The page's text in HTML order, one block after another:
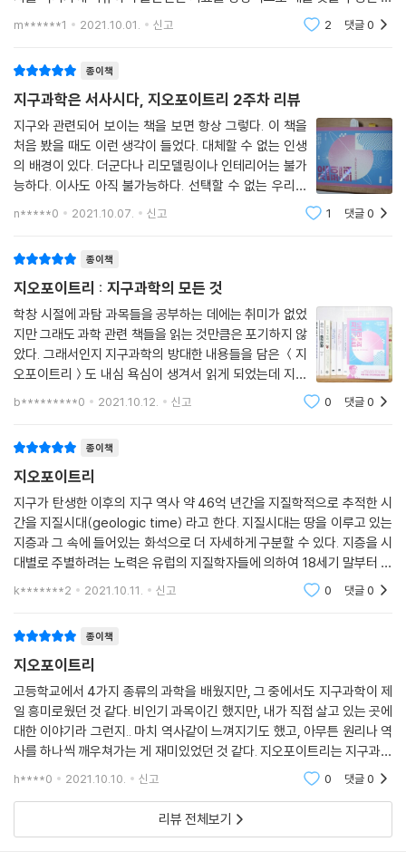
두 가지 조건을 동시에 충족시키지 못해 폐기되었다. 최근에는 여러 물질
건 중 한 가지를 충족하게 되고, 다른 기능을 가진 분자를 이용해 RNA 월
드를 만들었다는 가설이 등장한 상태이다. 비록 가설의 타당성을 위해서는
더 조사해야겠지만 모든 조건을 만족한 가장 큰 가능성을 지닌 설명임은
분명하다.
한편 기후변화가 급격한 오늘날, 인류의 미래는 어디로 향하고 있는 것일
까? 11시 58분 58초에 태어난 인류가 단기간에 지구에 미친 영향은 지대
하지만, 넓게 봤을 때는 찰나의 변화에 불과하다. 인류가 수천만 년을 살지
않는 이상 인류의 영향은 무시될 것이며, 짧게는 4억 년 후 태양의 변화로
태계는 없어질 운명이다. 결국 인류의 지속적인 생존을 위해서는 지구가
아닌 다른 행성을 찾아야 한다. 이를 위해 외계생명체 탐색과 행성의 생존
적합성 조사가 선행되어야 하며, 바로 이것이 과학의 한 분야로서 지구과
학이 시간이 갈수록 각광받는 이유이기도 하다.
지표를 구성하는 흔한 돌멩이 하나에서
방대한 시를 읽어내는 지구과학의 매혹
길거리를 지나가다 보면 우리에겐 흔한 돌이 지질학자들에겐 소중한 자료
가 되기도 한다. 발에 채는 돌이 수천만 년~수십억 년의 기록을 품은 귀중
한 자료로 변하는 것이다. 이런 돌로부터 지구의 조성을 알 수 있고, 과거에
어떤 과정을 거쳤는지도 알 수 있다. 달에서 가져온 돌인 월석도 이와 크게
다르지 않다.
달은 위성이라고 하기에는 유독 큰 크기 때문에 한때 쌍둥이 천체다, 태평
양에서 빠져나왔다 등의 소리를 많이 들었던 위성이다. 지구는 어떻게 달
존재했다. 크게 세 가지로, 분열설, 쌍둥이설, 포획설이다. 그러나 이 세 가
지 가설은 현재 지구와 달의 공전궤도의 기울기나, 지구 암석 분석을 통한
구성 물질의 유사성과 물리적인 특징을 설명하지 못하여 폐기됐다. 달의
형성에 대한 새로운 이야기가 필요한 것이다.
이런 상황에서 거대충돌설이 나왔다. 기술이 발달하고 아폴로계획을 통해
달의 암석 시료를 가져와 분석하게 되면서 달과 지구 맨틀의 화학 조성이
유사함을 알게 되었고, 이로부터 과거 원시행성 간의 충돌로 인해 지구로
부터 달이 형성됐다는 설명이 등장한 것이다. 물론 이 설명도 순탄하진 않
았으나, 최근에 마그마 바다(magma ocean) 상태에서 충돌 후 지구의
물질로부터 달이 형성되었다는 설명을 시뮬레이션으로 보여줌으로써 거
의 정설로 받아들여지고 있다. 과학과 기술이 발전하면서 달과 지구의 암
덜란드의 지질학자 엄프로브의 개념이다. 저자는 오늘의 이론이 내일의
m******1 2021.10.01. 신고 2 댓글0
종이책
지구과학은 서사시다, 지오포이트리 2주차 리뷰
지구와 관련되어 보이는 책을 보면 항상 그렇다. 이 책을
처음 봤을 때도 이런 생각이 들었다. 대체할 수 없는 인생
의 배경이 있다. 더군다나 리모델링이나 인테리어는 불가
능하다. 이사도 아직 불가능하다. 선택할 수 없는 우리의
집, 그건 지구다. 우리는 지구를 생각할 때 이제 환경을 떠
n*****0 2021.10.07. 신고 1 댓글0
종이책
지오포이트리 : 지구과학의 모든 것
학창 시절에 과탐 과목들을 공부하는 데에는 취미가 없었
지만 그래도 과학 관련 책들을 읽는 것만큼은 포기하지 않
았다. 그래서인지 지구과학의 방대한 내용들을 담은 ＜지
오포이트리＞도 내심 욕심이 생겨서 읽게 되었는데 지구
과학이 매우 재미있는 과목이라는 걸 처음으로 깨닫게 되
b*********0 2021.10.12. 신고 0 댓글0
종이책
지오포이트리
지구가 탄생한 이후의 지구 역사 약 46억 년간을 지질학적으로 추적한 시
간을 지질시대(geologic time) 라고 한다. 지질시대는 땅을 이루고 있는
지층과 그 속에 들어있는 화석으로 더 자세하게 구분할 수 있다. 지층을 시
대별로 주별하려는 노력은 유럽의 지질학자들에 의하여 18세기 말부터 시
작되었는데, 그들은 특히 지사학의 법칙을 발견하여 지층 구분에 사
k*******2 2021.10.11. 신고 0 댓글0
종이책
지오포이트리
고등학교에서 4가지 종류의 과학을 배웠지만, 그 중에서도 지구과학이 제
일 흥미로웠던 것 같다. 비인기 과목이긴 했지만, 내가 직접 살고 있는 곳에
대한 이야기라 그런지.. 마치 역사같이 느껴지기도 했고, 아무튼 원리나 역
사를 하나씩 깨우쳐가는 게 재미있었던 것 같다. 지오포이트리는 지구과학
분야에 정통한 저자가 우주, 지구, 생명에 대해 재미있게 알려주고 있는 책
h****0 2021.10.10. 신고 0 댓글0
리뷰 전체보기